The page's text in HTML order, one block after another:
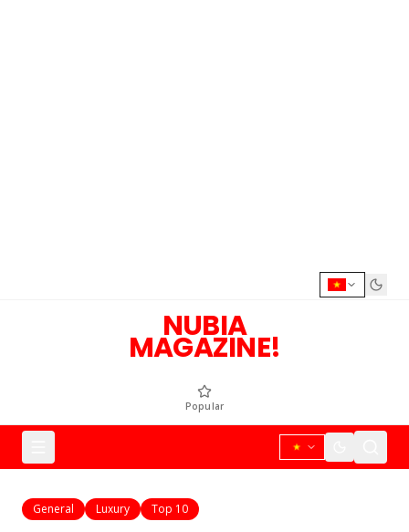
NUBIA
MAGAZINE!
Popular
General Luxury Top 10